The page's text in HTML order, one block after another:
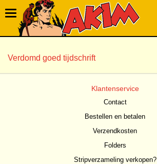
Verdomd goed tijdschrift
Klantenservice
Contact
Bestellen en betalen
Verzendkosten
Folders
Stripverzameling verkopen?